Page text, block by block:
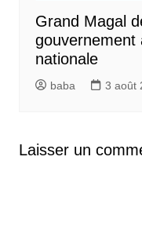
Grand Magal
gouvernement
nationale
baba 3 août
Laisser un